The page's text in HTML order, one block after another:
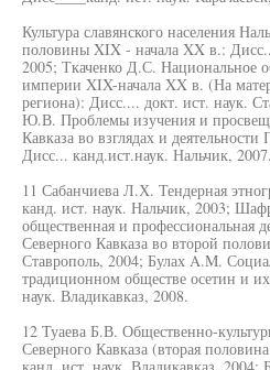
Культура славянского населения
половины XIX - начала XX в.:
2005; Ткаченко Д.С. Национальное
империи XIX-начала XX в. (На
региона): Дисс.... докт. ист. наук.
Ю.В. Проблемы изучения и
Кавказа во взглядах и
Дисс... канд.ист.наук. Нальчик, 2007.
11 Сабанчиева Л.Х. Тендерная
канд. ист. наук. Нальчик, 2003;
общественная и профессиональная
Северного Кавказа во второй
Ставрополь, 2004; Булах A.M.
традиционном обществе осетин и
наук. Владикавказ, 2008.
12 Туаева Б.В. Общественно-
Северного Кавказа (вторая